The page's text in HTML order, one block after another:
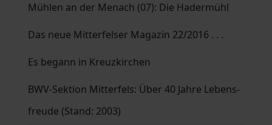
Mühlen an der Menach (07): Die Hadermühl
Das neue Mitterfelser Magazin 22/2016 . . .
Es begann in Kreuzkirchen
BWV-Sektion Mitterfels: Über 40 Jahre Lebens-
freude (Stand: 2003)